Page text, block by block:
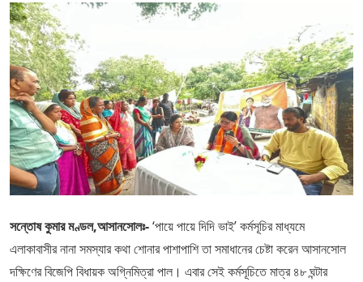
সন্তোষ কুমার মণ্ডল,আসানসোলঃ-‘পায়ে পায়ে দিদি ভাই’ কর্মসূচির মাধ্যমে
এলাকাবাসীর নানা সমস্যার কথা শোনার পাশাপাশি তা সমাধানের চেষ্টা করেন আসানসোল
দক্ষিণের বিজেপি বিধায়ক অগ্নিমিত্রা পাল। এবার সেই কর্মসূচিতে মাত্র ৪৮ ঘন্টার